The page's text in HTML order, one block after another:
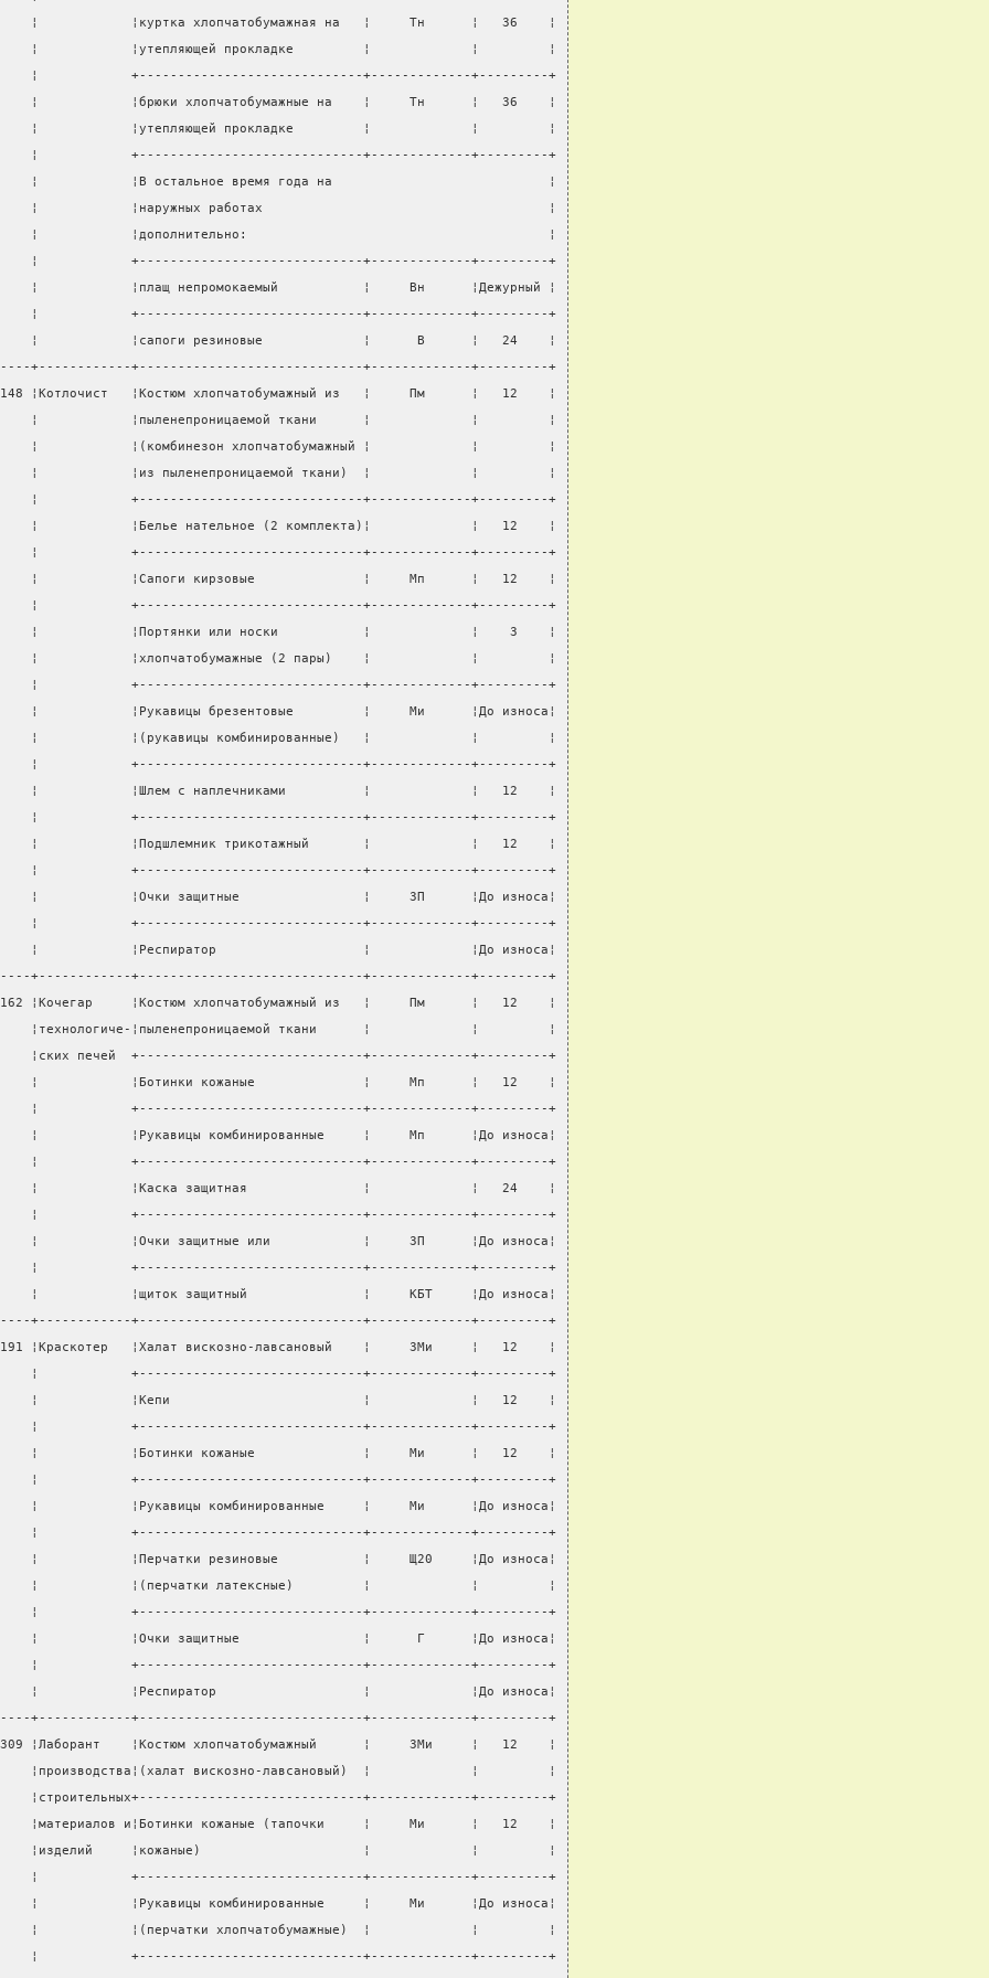
¦            ¦куртка хлопчатобумажная на   ¦     Тн      ¦   36    ¦
¦            ¦утепляющей прокладке         ¦             ¦         ¦
¦            +-----------------------------+-------------+---------+
¦            ¦брюки хлопчатобумажные на    ¦     Тн      ¦   36    ¦
¦            ¦утепляющей прокладке         ¦             ¦         ¦
¦            +-----------------------------+-------------+---------+
¦            ¦В остальное время года на                            ¦
¦            ¦наружных работах                                     ¦
¦            ¦дополнительно:                                       ¦
¦            +-----------------------------+-------------+---------+
¦            ¦плащ непромокаемый           ¦     Вн      ¦Дежурный ¦
¦            +-----------------------------+-------------+---------+
¦            ¦сапоги резиновые             ¦      В      ¦   24    ¦
+------------+-----------------------------+-------------+---------+
¦Котлочист   ¦Костюм хлопчатобумажный из   ¦     Пм      ¦   12    ¦
¦            ¦пыленепроницаемой ткани      ¦             ¦         ¦
¦            ¦(комбинезон хлопчатобумажный ¦             ¦         ¦
¦            ¦из пыленепроницаемой ткани)  ¦             ¦         ¦
¦            +-----------------------------+-------------+---------+
¦            ¦Белье нательное (2 комплекта)¦             ¦   12    ¦
¦            +-----------------------------+-------------+---------+
¦            ¦Сапоги кирзовые              ¦     Мп      ¦   12    ¦
¦            +-----------------------------+-------------+---------+
¦            ¦Портянки или носки           ¦             ¦    3    ¦
¦            ¦хлопчатобумажные (2 пары)    ¦             ¦         ¦
¦            +-----------------------------+-------------+---------+
¦            ¦Рукавицы брезентовые         ¦     Ми      ¦До износа¦
¦            ¦(рукавицы комбинированные)   ¦             ¦         ¦
¦            +-----------------------------+-------------+---------+
¦            ¦Шлем с наплечниками          ¦             ¦   12    ¦
¦            +-----------------------------+-------------+---------+
¦            ¦Подшлемник трикотажный       ¦             ¦   12    ¦
¦            +-----------------------------+-------------+---------+
¦            ¦Очки защитные                ¦     ЗП      ¦До износа¦
¦            +-----------------------------+-------------+---------+
¦            ¦Респиратор                   ¦             ¦До износа¦
+------------+-----------------------------+-------------+---------+
¦Кочегар     ¦Костюм хлопчатобумажный из   ¦     Пм      ¦   12    ¦
¦технологиче-¦пыленепроницаемой ткани      ¦             ¦         ¦
¦ских печей  +-----------------------------+-------------+---------+
¦            ¦Ботинки кожаные              ¦     Мп      ¦   12    ¦
¦            +-----------------------------+-------------+---------+
¦            ¦Рукавицы комбинированные     ¦     Мп      ¦До износа¦
¦            +-----------------------------+-------------+---------+
¦            ¦Каска защитная               ¦             ¦   24    ¦
¦            +-----------------------------+-------------+---------+
¦            ¦Очки защитные или            ¦     ЗП      ¦До износа¦
¦            +-----------------------------+-------------+---------+
¦            ¦щиток защитный               ¦     КБТ     ¦До износа¦
+------------+-----------------------------+-------------+---------+
¦Краскотер   ¦Халат вискозно-лавсановый    ¦     ЗМи     ¦   12    ¦
¦            +-----------------------------+-------------+---------+
¦            ¦Кепи                         ¦             ¦   12    ¦
¦            +-----------------------------+-------------+---------+
¦            ¦Ботинки кожаные              ¦     Ми      ¦   12    ¦
¦            +-----------------------------+-------------+---------+
¦            ¦Рукавицы комбинированные     ¦     Ми      ¦До износа¦
¦            +-----------------------------+-------------+---------+
¦            ¦Перчатки резиновые           ¦     Щ20     ¦До износа¦
¦            ¦(перчатки латексные)         ¦             ¦         ¦
¦            +-----------------------------+-------------+---------+
¦            ¦Очки защитные                ¦      Г      ¦До износа¦
¦            +-----------------------------+-------------+---------+
¦            ¦Респиратор                   ¦             ¦До износа¦
+------------+-----------------------------+-------------+---------+
¦Лаборант    ¦Костюм хлопчатобумажный      ¦     ЗМи     ¦   12    ¦
¦производства¦(халат вискозно-лавсановый)  ¦             ¦         ¦
¦строительных+-----------------------------+-------------+---------+
¦материалов и¦Ботинки кожаные (тапочки     ¦     Ми      ¦   12    ¦
¦изделий     ¦кожаные)                     ¦             ¦         ¦
¦            +-----------------------------+-------------+---------+
¦            ¦Рукавицы комбинированные     ¦     Ми      ¦До износа¦
¦            ¦(перчатки хлопчатобумажные)  ¦             ¦         ¦
¦            +-----------------------------+-------------+---------+